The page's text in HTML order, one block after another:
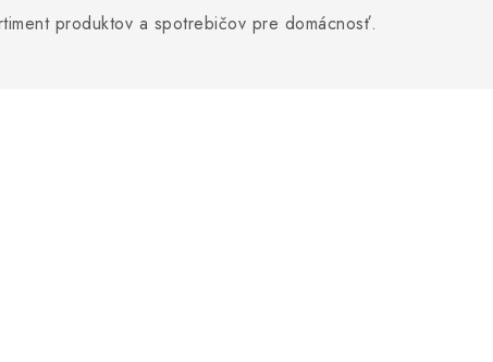
produktov a spotrebičov pre domácnosť.